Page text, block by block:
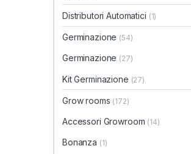
Distributori Automatici (1)
Germinazione (54)
Germinazione (27)
Kit Germinazione (27)
Grow rooms (172)
Accessori Growroom (14)
Bonanza (1)